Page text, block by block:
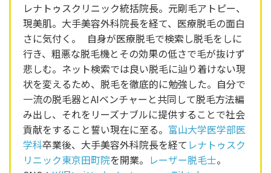
レナトゥスクリニック統括院長。元剛毛アトピー、
現美肌。大手美容外科院長を経て、医療脱毛の面白
さに気付く。 自身が医療脱毛で検索し脱毛をしに
行き、粗悪な脱毛機とその効果の低さで毛が抜けず
悲しむ。ネット検索では良い脱毛に辿り着けない現
状を変えるため、脱毛を徹底的に勉強した。自分で
一流の脱毛器とAIベンチャーと共同して脱毛方法編
み出し、それをリーズナブルに提供することで社会
貢献をすること誓い現在に至る。 富山大学医学部医
学科卒業後、大手美容外科院長を経て レナトゥスク
リニック東京田町院を開業。 レーザー脱毛士。